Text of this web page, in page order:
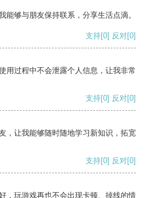
能够与朋友保持联系，分享生活点滴。
支持[0] 反对[0]
用过程中不会泄露个人信息，让我非常
支持[0] 反对[0]
，让我能够随时随地学习新知识，拓宽
支持[0] 反对[0]
，玩游戏再也不会出现卡顿、掉线的情